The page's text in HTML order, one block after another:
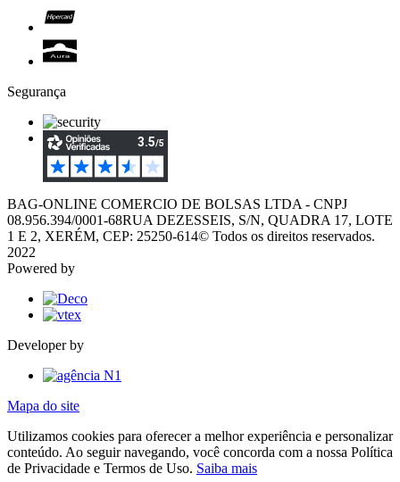
Segurança
BAG-ONLINE COMERCIO DE BOLSAS LTDA - CNPJ
08.956.394/0001-68RUA DEZESSEIS, S/N, QUADRA 17, LOTE
1 E 2, XERÉM, CEP: 25250-614© Todos os direitos reservados.
2022
Powered by
Developer by
Mapa do site
Utilizamos cookies para oferecer a melhor experiência e personalizar
conteúdo. Ao seguir navegando, você concorda com a nossa Política
de Privacidade e Termos de Uso. Saiba mais